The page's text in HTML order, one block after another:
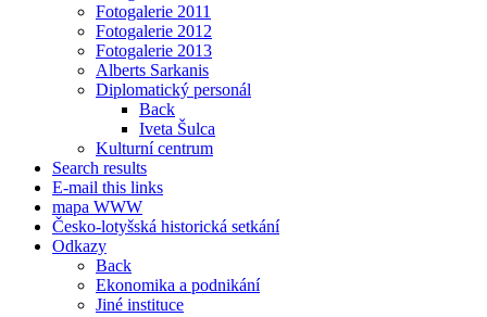
Fotogalerie 2011
Fotogalerie 2012
Fotogalerie 2013
Alberts Sarkanis
Diplomatický personál
Back
Iveta Šulca
Kulturní centrum
Search results
E-mail this links
mapa WWW
Česko-lotyšská historická setkání
Odkazy
Back
Ekonomika a podnikání
Jiné instituce